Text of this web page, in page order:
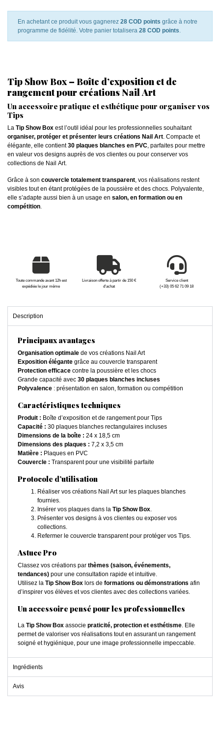
En achetant ce produit vous gagnerez 28 COD points grâce à notre
programme de fidélité. Votre panier totalisera 28 COD points.
Tip Show Box – Boîte d’exposition et de
rangement pour créations Nail Art
Un accessoire pratique et esthétique pour organiser vos
Tips
La Tip Show Box est l’outil idéal pour les professionnelles souhaitant
organiser, protéger et présenter leurs créations Nail Art. Compacte et
élégante, elle contient30 plaques blanches en PVC, parfaites pour mettre
en valeur vos designs auprès de vos clientes ou pour conserver vos
collections de Nail Art.
Grâce à son couvercle totalement transparent, vos réalisations restent
visibles tout en étant protégées de la poussière et des chocs. Polyvalente,
elle s’adapte aussi bien à un usage en salon, en formation ou en
compétition.
Toute commande avant 12h est
expédiée le jour même
Livraison offerte à partir de 150 €
d'achat
Service client
(+33) 05 62 71 09 18
Description
Principaux avantages
Organisation optimale de vos créations Nail Art
Exposition élégante grâce au couvercle transparent
Protection efficace contre la poussière et les chocs
Grande capacité avec 30 plaques blanches incluses
Polyvalence : présentation en salon, formation ou compétition
Caractéristiques techniques
Produit : Boîte d’exposition et de rangement pour Tips
Capacité : 30 plaques blanches rectangulaires incluses
Dimensions de la boîte : 24 x 18,5 cm
Dimensions des plaques : 7,2 x 3,5 cm
Matière : Plaques en PVC
Couvercle : Transparent pour une visibilité parfaite
Protocole d’utilisation
Réaliser vos créations Nail Art sur les plaques blanches
fournies.
Insérer vos plaques dans la Tip Show Box.
Présenter vos designs à vos clientes ou exposer vos
collections.
Refermer le couvercle transparent pour protéger vos Tips.
Astuce Pro
Classez vos créations par thèmes (saison, événements,
tendances) pour une consultation rapide et intuitive.
Utilisez la Tip Show Box lors de formations ou démonstrations afin
d’inspirer vos élèves et vos clientes avec des collections variées.
Un accessoire pensé pour les professionnelles
La Tip Show Box associe praticité, protection et esthétisme. Elle
permet de valoriser vos réalisations tout en assurant un rangement
soigné et hygiénique, pour une image professionnelle impeccable.
Ingrédients
Avis